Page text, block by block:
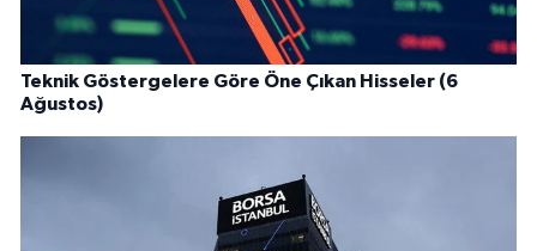
Teknik Göstergelere Göre Öne Çıkan Hisseler (6
Ağustos)